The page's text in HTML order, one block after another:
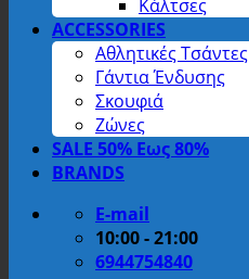
Κάλτσες
ACCESSORIES
Αθλητικές Τσάντες
Γάντια Ένδυσης
Σκουφιά
Ζώνες
SALE 50% Εως 80%
BRANDS
E-mail
10:00 - 21:00
6944754840